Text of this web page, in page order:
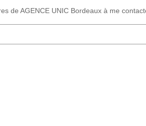
de AGENCE UNIC Bordeaux à me